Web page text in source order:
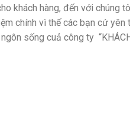
khách hàng, đến với chúng
chính vì thế các bạn cứ
sống cuả công ty